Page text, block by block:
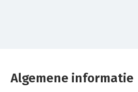
Algemene informatie